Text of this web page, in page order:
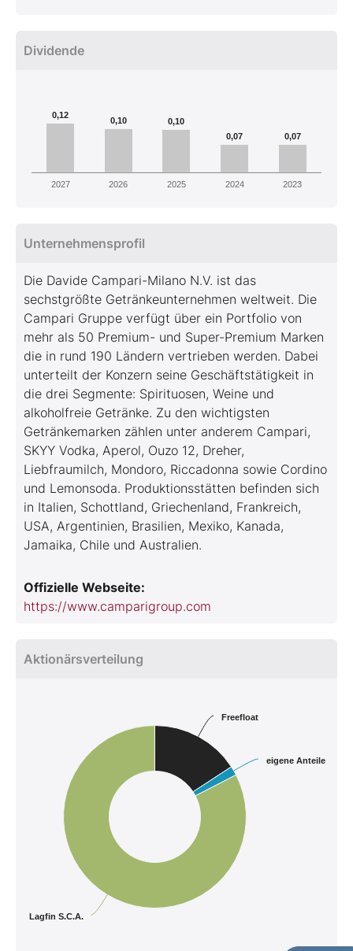
Dividende
0,12
0,10
0,10
0,07
0,07
2027 2026 2025 2024 2023
Unternehmensprofil
Die Davide Campari-Milano N.V. ist das
sechstgrößte Getränkeunternehmen weltweit. Die
Campari Gruppe verfügt über ein Portfolio von
mehr als 50 Premium- und Super-Premium Marken
die in rund 190 Ländern vertrieben werden. Dabei
unterteilt der Konzern seine Geschäftstätigkeit in
die drei Segmente: Spirituosen, Weine und
alkoholfreie Getränke. Zu den wichtigsten
Getränkemarken zählen unter anderem Campari,
SKYY Vodka, Aperol, Ouzo 12, Dreher,
Liebfraumilch, Mondoro, Riccadonna sowie Cordino
und Lemonsoda. Produktionsstätten befinden sich
in Italien, Schottland, Griechenland, Frankreich,
USA, Argentinien, Brasilien, Mexiko, Kanada,
Jamaika, Chile und Australien.
Offizielle Webseite:
https://www.camparigroup.com
Aktionärsverteilung
Freefloat
eigene Anteile
Lagfin S.C.A.